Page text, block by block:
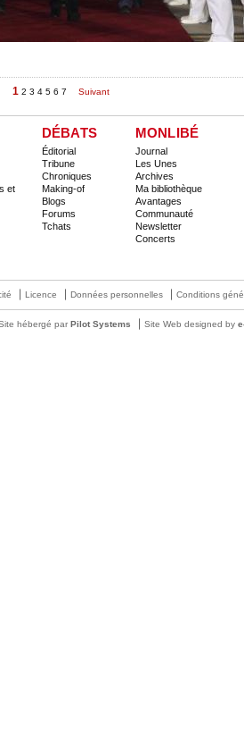
1 2 3 4 5 6 7 Suivant
et
DÉBATS
Éditorial
Tribune
Chroniques
Making-of
Blogs
Forums
Tchats
MONLIBÉ
Journal
Les Unes
Archives
Ma bibliothèque
Avantages
Communauté
Newsletter
Concerts
Licence Données personnelles Conditions
hébergé par Pilot Systems Site Web designed by